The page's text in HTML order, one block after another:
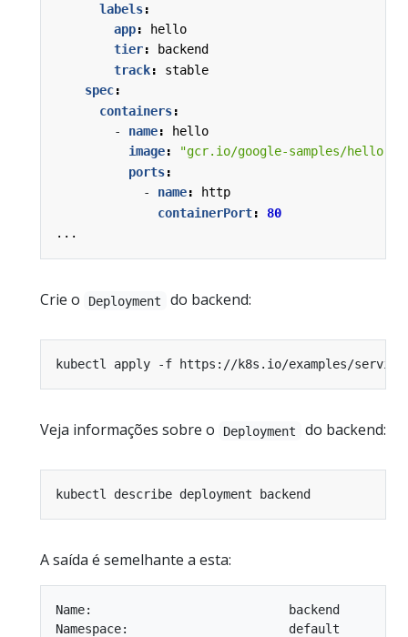
labels:
app:
hello
tier:
backend
track:
stable
spec:
containers:
- name:
hello
image:
"gcr.io/google-samples/hello-
ports:
- name:
http
containerPort:
80
...
Crie o Deployment do backend:
Veja informações sobre o Deployment do backend:
A saída é semelhante a esta:
Name:                           backend
Namespace:                      default